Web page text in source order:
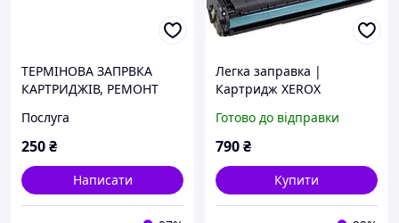
ТЕРМІНОВА ЗАПРВКА
КАРТРИДЖІВ, РЕМОНТ
Послуга
250₴
Написати
Легка заправка |
Картридж XEROX
(1.500 стор.)
Готово до відправки
790₴
Купити